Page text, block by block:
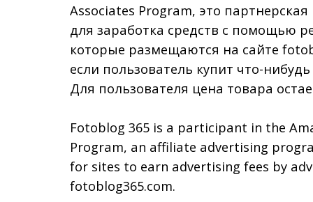
Associates Program, это
для заработка средств с помощью
которые размещаются на сайте
если пользователь купит что-
Для пользователя цена товара
Fotoblog 365 is a participant in the
Program, an affiliate advertising
for sites to earn advertising fees by
fotoblog365.com.